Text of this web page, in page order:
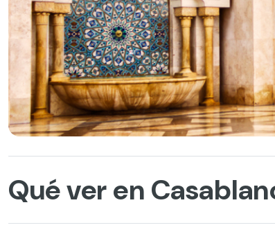
Qué ver en